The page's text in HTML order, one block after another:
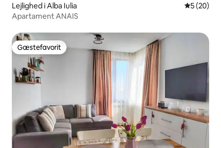
Lejlighed i Alba Iulia 5 ud af 5 i
5 (20)
Apartament ANAIS
Gæstefavorit
Gæstefavorit